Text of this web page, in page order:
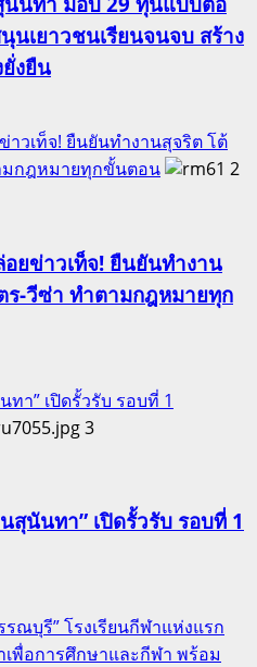
นเยาวชนเรียนจนจบ สร้าง
งยืน
วเท็จ! ยืนยันทำงานสุจริต โต้
มกฎหมายทุกขั้นตอน
2
ยข่าวเท็จ! ยืนยันทำงาน
ร-วีซ่า ทำตามกฎหมายทุก
า” เปิดรั้วรับ รอบที่ 1
3
สุนันทา” เปิดรั้วรับ รอบที่ 1
รณบุรี” โรงเรียนกีฬาแห่งแรก
พื่อการศึกษาและกีฬา พร้อม